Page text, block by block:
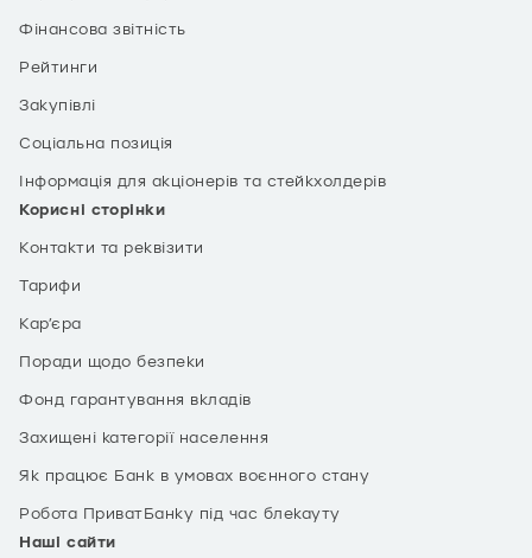
Фінансова звітність
Рейтинги
Закупівлі
Соціальна позиція
Інформація для акціонерів та стейкхолдерів
Корисні сторінки
Контакти та реквізити
Тарифи
Кар’єра
Поради щодо безпеки
Фонд гарантування вкладів
Захищені категорії населення
Як працює Банк в умовах воєнного стану
Робота ПриватБанку під час блекауту
Наші сайти